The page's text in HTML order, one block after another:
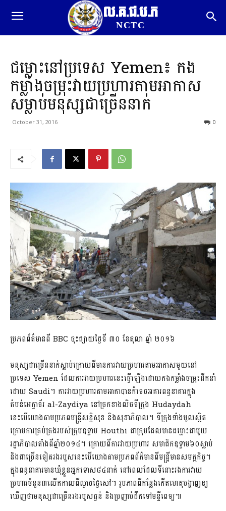
ល.គ.ជ.ប.ភ
NCTC
ជម្លោះនៅប្រទេស Yemen៖ កង
កម្លាំងចម្រុះវាយប្រហារតាមអាកាស
សម្លាប់មនុស្សជាច្រើននាក់
October 31, 2016 0
ប្រភពព័ត៌មានពី BBC ចុះផ្សាយថ្ងៃទី ៣០ ខែតុលា ឆ្នាំ ២០១៦
មនុស្សជាច្រើននាក់ស្លាប់ក្រោយពីមានការវាយប្រហារតាមអាកាសមួយនៅ
ប្រទេស Yemen ដែលការវាយប្រហារនេះធ្វើឡើងដោយកងកម្លាំងចម្រុះដឹកនាំ
ដោយ Saudi។ ការវាយប្រហារតាមអាកាបានកំទេចអគារពន្ធនាគារក្នុង
តំបន់អេក្វាទ័រ al-Zaydiya នៅច្រកខាងលិចទីក្រុង Hudaydah
នេះបើយោងតាមប្រភពមន្ត្រីសន្តិសុខ និងសុខាភិបាល។ ទីក្រុងទាំងមូលស្ថិត
ក្រោមការគ្រប់គ្រងរបស់ក្រុមឧទ្ទាម Houthi ជាក្រុមដែលមានជម្លោះជាមួយ
រដ្ឋាភិបាលតាំងពីឆ្នាំ២០១៤។ ក្រោយពីការវាយប្រហារ សមាជិកឧទ្ទាម៦០ស្លាប់
និងជាច្រើនទៀតរងរបួសនេះបើយោងតាមប្រភពព័ត៌មានពីមន្រ្តីមានសមត្ថកិច្ច។
ក្នុងពន្ធនាគារមានឃុំខ្លួនអ្នកទោស៨៤នាក់ នៅពេលដែលទីនោះរងការវាយ
ប្រហារចំនួន៣លើកកាលពីល្ងាចថ្ងៃសៅ។ រូបភាពពីកន្លែងកើតហេតុបង្ហាញឲ្យ
ឃើញថាមនុស្សជាច្រើនរងរបួសធ្ងន់ និងប្រញាប់ដឹកទៅមន្ទីពេទ្យ៕